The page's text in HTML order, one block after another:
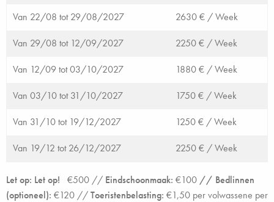
Van 22/08 tot 29/08/2027 2630 € /Week
Van 29/08 tot 12/09/2027 2250 € /Week
Van 12/09 tot 03/10/2027 1880 € /Week
Van 03/10 tot 31/10/2027 1750 € /Week
Van 31/10 tot 19/12/2027 1250 € /Week
Van 19/12 tot 26/12/2027 2250 € /Week
Let op: Let op! €500 // Eindschoonmaak: €100 // Bedlinnen
(optioneel): €120 //Toeristenbelasting: €1,50 per volwassene per